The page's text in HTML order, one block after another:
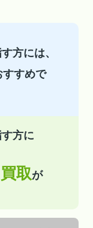
方には、
すすめで
方に
取が